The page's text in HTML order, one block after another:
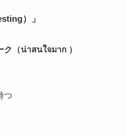
）」
ク（น่าสนใจมาก ）
つ